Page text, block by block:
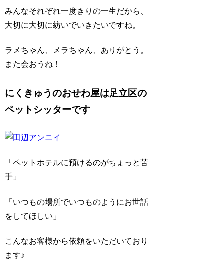
みんなそれぞれ一度きりの一生だから、
大切に大切に紡いでいきたいですね。
ラメちゃん、メラちゃん、ありがとう。
また会おうね！
にくきゅうのおせわ屋は足立区の
ペットシッターです
「ペットホテルに預けるのがちょっと苦
手」
「いつもの場所でいつものようにお世話
をしてほしい」
こんなお客様から依頼をいただいており
ます♪